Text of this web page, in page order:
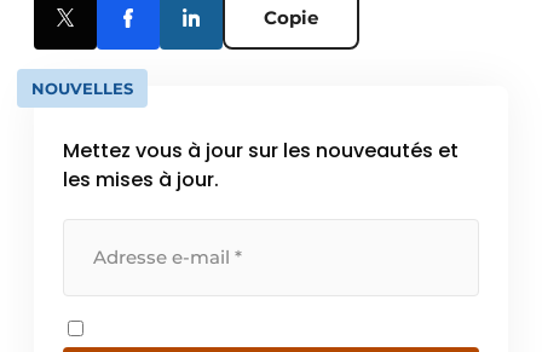
Copie
NOUVELLES
Mettez vous à jour sur les nouveautés et
les mises à jour.